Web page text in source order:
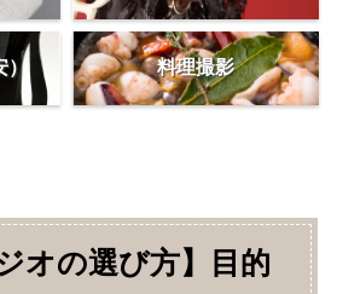
） 料理撮影
オの選び方】目的